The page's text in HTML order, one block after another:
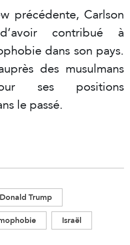
précédente, Carlson
contribué à
dans son pays.
des musulmans
ses positions
le passé.
Donald Trump
Israël